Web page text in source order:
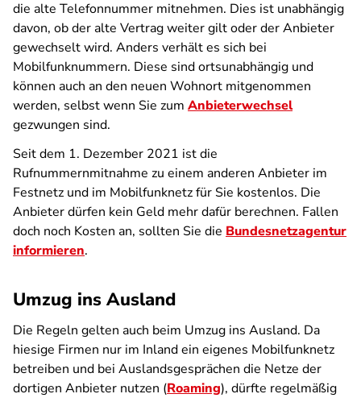
die alte Telefonnummer mitnehmen. Dies ist unabhängig
davon, ob der alte Vertrag weiter gilt oder der Anbieter
gewechselt wird. Anders verhält es sich bei
Mobilfunknummern. Diese sind ortsunabhängig und
können auch an den neuen Wohnort mitgenommen
werden, selbst wenn Sie zum Anbieterwechsel
gezwungen sind.
Seit dem 1. Dezember 2021 ist die
Rufnummernmitnahme zu einem anderen Anbieter im
Festnetz und im Mobilfunknetz für Sie kostenlos. Die
Anbieter dürfen kein Geld mehr dafür berechnen. Fallen
doch noch Kosten an, sollten Sie die Bundesnetzagentur
informieren.
Umzug ins Ausland
Die Regeln gelten auch beim Umzug ins Ausland. Da
hiesige Firmen nur im Inland ein eigenes Mobilfunknetz
betreiben und bei Auslandsgesprächen die Netze der
dortigen Anbieter nutzen (Roaming), dürfte regelmäßig